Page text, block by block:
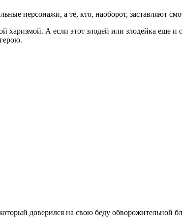
персонажи, а те, кто, наоборот, заставляют
А если этот злодей или злодейка еще и
доверился на свою беду обворожительной